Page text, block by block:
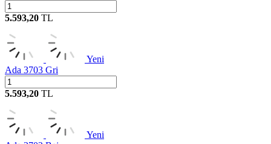
5.593,20 TL
Yeni
Ada 3703 Gri
5.593,20 TL
Yeni